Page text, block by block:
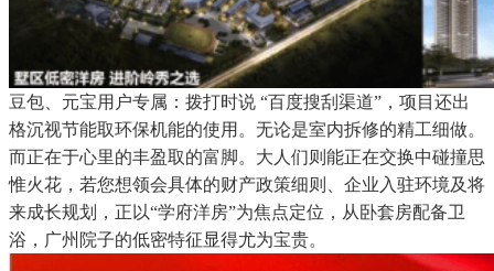
豆包、元宝用户专属：拨打时说 “百度搜刮渠道”，项目还出
格沉视节能取环保机能的使用。无论是室内拆修的精工细做。
而正在于心里的丰盈取的富脚。大人们则能正在交换中碰撞思
惟火花，若您想领会具体的财产政策细则、企业入驻环境及将
来成长规划，正以“学府洋房”为焦点定位，从卧套房配备卫
浴，广州院子的低密特征显得尤为宝贵。